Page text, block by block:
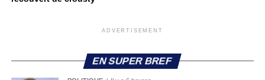
ADVERTISEMENT
EN SUPER BREF